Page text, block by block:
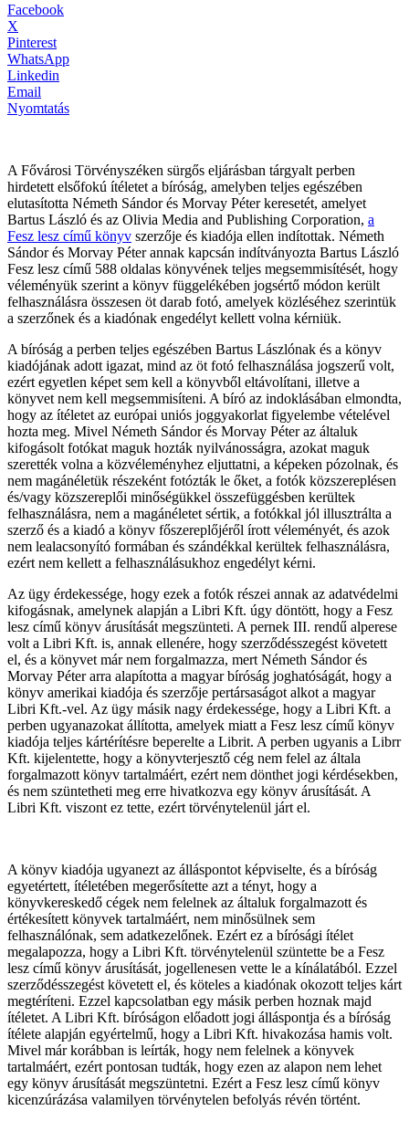
Facebook
X
Pinterest
WhatsApp
Linkedin
Email
Nyomtatás
A Fővárosi Törvényszéken sürgős eljárásban tárgyalt perben
hirdetett elsőfokú ítéletet a bíróság, amelyben teljes egészében
elutasította Németh Sándor és Morvay Péter keresetét, amelyet
Bartus László és az Olivia Media and Publishing Corporation, a
Fesz lesz című könyv szerzője és kiadója ellen indítottak. Németh
Sándor és Morvay Péter annak kapcsán indítványozta Bartus László
Fesz lesz című 588 oldalas könyvének teljes megsemmisítését, hogy
véleményük szerint a könyv függelékében jogsértő módon került
felhasználásra összesen öt darab fotó, amelyek közléséhez szerintük
a szerzőnek és a kiadónak engedélyt kellett volna kérniük.
A bíróság a perben teljes egészében Bartus Lászlónak és a könyv
kiadójának adott igazat, mind az öt fotó felhasználása jogszerű volt,
ezért egyetlen képet sem kell a könyvből eltávolítani, illetve a
könyvet nem kell megsemmisíteni. A bíró az indoklásában elmondta,
hogy az ítéletet az európai uniós joggyakorlat figyelembe vételével
hozta meg. Mivel Németh Sándor és Morvay Péter az általuk
kifogásolt fotókat maguk hozták nyilvánosságra, azokat maguk
szerették volna a közvéleményhez eljuttatni, a képeken pózolnak, és
nem magánéletük részeként fotózták le őket, a fotók közszereplésen
és/vagy közszereplői minőségükkel összefüggésben kerültek
felhasználásra, nem a magánéletet sértik, a fotókkal jól illusztrálta a
szerző és a kiadó a könyv főszereplőjéről írott véleményét, és azok
nem lealacsonyító formában és szándékkal kerültek felhasználásra,
ezért nem kellett a felhasználásukhoz engedélyt kérni.
Az ügy érdekessége, hogy ezek a fotók részei annak az adatvédelmi
kifogásnak, amelynek alapján a Libri Kft. úgy döntött, hogy a Fesz
lesz című könyv árusítását megszünteti. A pernek III. rendű alperese
volt a Libri Kft. is, annak ellenére, hogy szerződésszegést követett
el, és a könyvet már nem forgalmazza, mert Németh Sándor és
Morvay Péter arra alapította a magyar bíróság joghatóságát, hogy a
könyv amerikai kiadója és szerzője pertársaságot alkot a magyar
Libri Kft.-vel. Az ügy másik nagy érdekessége, hogy a Libri Kft. a
perben ugyanazokat állította, amelyek miatt a Fesz lesz című könyv
kiadója teljes kártérítésre beperelte a Librit. A perben ugyanis a Librr
Kft. kijelentette, hogy a könyvterjesztő cég nem felel az általa
forgalmazott könyv tartalmáért, ezért nem dönthet jogi kérdésekben,
és nem szüntetheti meg erre hivatkozva egy könyv árusítását. A
Libri Kft. viszont ez tette, ezért törvénytelenül járt el.
A könyv kiadója ugyanezt az álláspontot képviselte, és a bíróság
egyetértett, ítéletében megerősítette azt a tényt, hogy a
könyvkereskedő cégek nem felelnek az általuk forgalmazott és
értékesített könyvek tartalmáért, nem minősülnek sem
felhasználónak, sem adatkezelőnek. Ezért ez a bírósági ítélet
megalapozza, hogy a Libri Kft. törvénytelenül szüntette be a Fesz
lesz című könyv árusítását, jogellenesen vette le a kínálatából. Ezzel
szerződésszegést követett el, és köteles a kiadónak okozott teljes kárt
megtéríteni. Ezzel kapcsolatban egy másik perben hoznak majd
ítéletet. A Libri Kft. bíróságon előadott jogi álláspontja és a bíróság
ítélete alapján egyértelmű, hogy a Libri Kft. hivakozása hamis volt.
Mivel már korábban is leírták, hogy nem felelnek a könyvek
tartalmáért, ezért pontosan tudták, hogy ezen az alapon nem lehet
egy könyv árusítását megszüntetni. Ezért a Fesz lesz című könyv
kicenzúrázása valamilyen törvénytelen befolyás révén történt.